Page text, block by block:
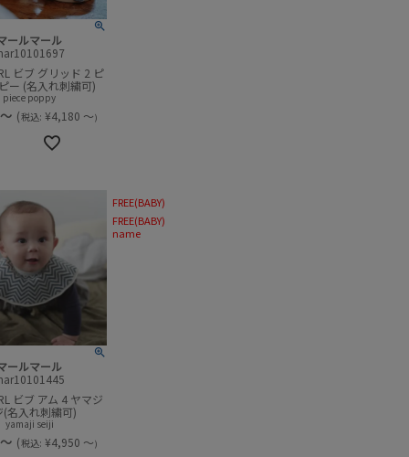
ールマール
ビブ グリッド 2 ピ
ー (名入れ刺繍可)
piece poppy
(税込: ¥4,180 ～)
ールマール
ビブ アム 4 ヤマジ
(名入れ刺繍可)
yamaji seiji
(税込: ¥4,950 ～)
FREE(BABY)
FREE(BABY)
name